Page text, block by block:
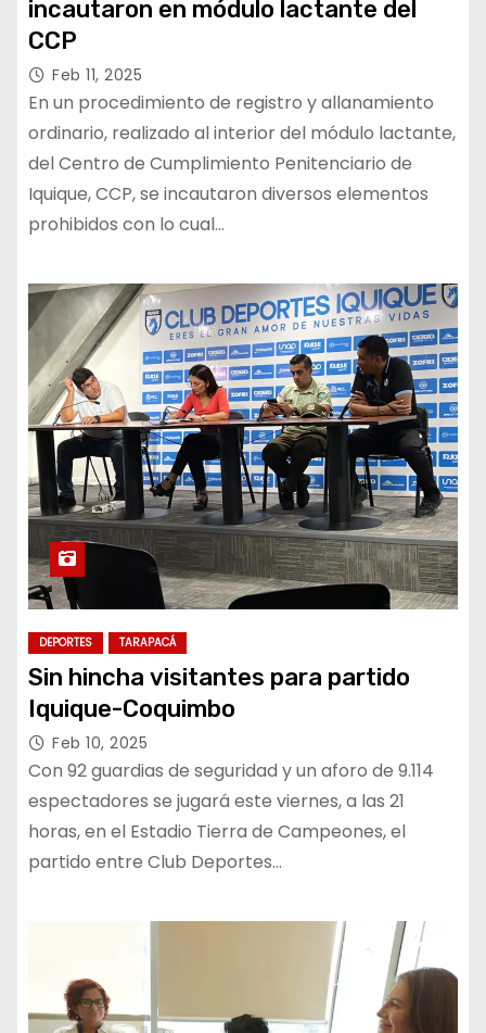
incautaron en módulo lactante del
CCP
Feb 11, 2025
En un procedimiento de registro y allanamiento
ordinario, realizado al interior del módulo lactante,
del Centro de Cumplimiento Penitenciario de
Iquique, CCP, se incautaron diversos elementos
prohibidos con lo cual…
DEPORTES TARAPACÁ
Sin hincha visitantes para partido
Iquique-Coquimbo
Feb 10, 2025
Con 92 guardias de seguridad y un aforo de 9.114
espectadores se jugará este viernes, a las 21
horas, en el Estadio Tierra de Campeones, el
partido entre Club Deportes…